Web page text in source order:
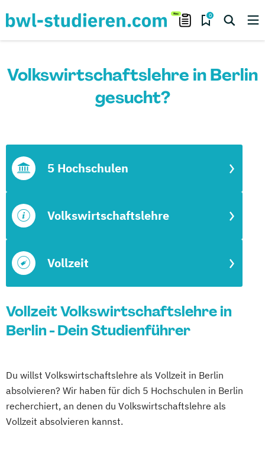
0
Volkswirtschaftslehre in Berlin
gesucht?
Vollzeit
Volkswirtschaftslehre
5 Hochschulen
Vollzeit Volkswirtschaftslehre in
Berlin - Dein Studienführer
Du willst Volkswirtschaftslehre als Vollzeit in Berlin
absolvieren? Wir haben für dich 5 Hochschulen in Berlin
recherchiert, an denen du Volkswirtschaftslehre als
Vollzeit absolvieren kannst.